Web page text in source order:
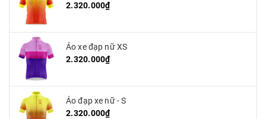
2.320.000₫
Áo xe đạp nữ XS
2.320.000₫
Áo đạp xe nữ - S
2.320.000₫